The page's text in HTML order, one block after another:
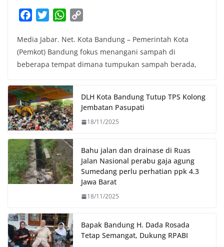
c
e
b
o
k
i
t
t
r
W
a
t
s
p
p
p
y
L
n
k
Media Jabar. Net. Kota Bandung – Pemerintah Kota
(Pemkot) Bandung fokus menangani sampah di
beberapa tempat dimana tumpukan sampah berada,
DLH Kota Bandung Tutup TPS Kolong
Jembatan Pasupati
18/11/2025
Bahu jalan dan drainase di Ruas
Jalan Nasional perabu gaja agung
Sumedang perlu perhatian ppk 4.3
Jawa Barat
18/11/2025
Bapak Bandung H. Dada Rosada
Tetap Semangat, Dukung RPABI